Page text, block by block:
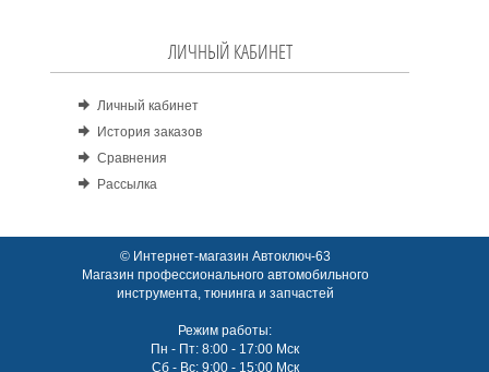
ЛИЧНЫЙ КАБИНЕТ
Личный кабинет
История заказов
Сравнения
Рассылка
© Интернет-магазин Автоключ-63
Магазин профессионального автомобильного
инструмента, тюнинга и запчастей
Режим работы:
Пн - Пт: 8:00 - 17:00 Мск
Сб - Вс: 9:00 - 15:00 Мск